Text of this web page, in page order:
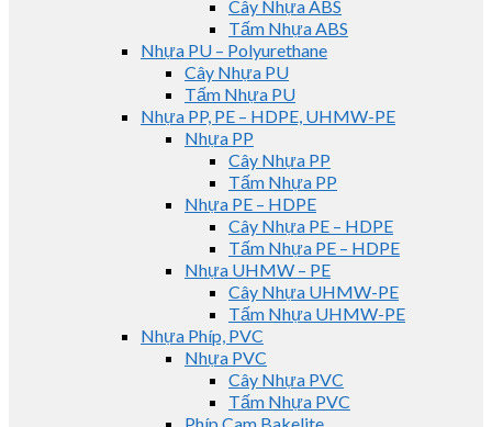
Cây Nhựa ABS
Tấm Nhựa ABS
Nhựa PU – Polyurethane
Cây Nhựa PU
Tấm Nhựa PU
Nhựa PP, PE – HDPE, UHMW-PE
Nhựa PP
Cây Nhựa PP
Tấm Nhựa PP
Nhựa PE – HDPE
Cây Nhựa PE – HDPE
Tấm Nhựa PE – HDPE
Nhựa UHMW – PE
Cây Nhựa UHMW-PE
Tấm Nhựa UHMW-PE
Nhựa Phíp, PVC
Nhựa PVC
Cây Nhựa PVC
Tấm Nhựa PVC